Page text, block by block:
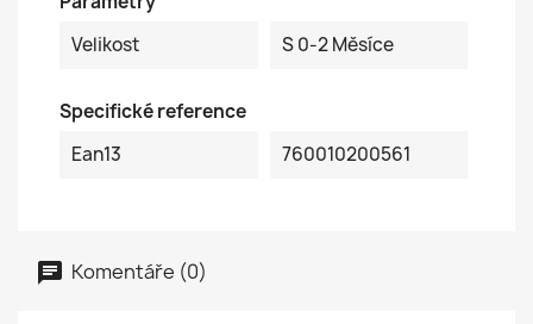
Velikost
S 0-2 Měsíce
Specifické reference
Ean13
760010200561
Komentáře (0)